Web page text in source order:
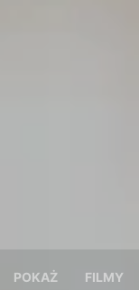
POKAŻ FILMY